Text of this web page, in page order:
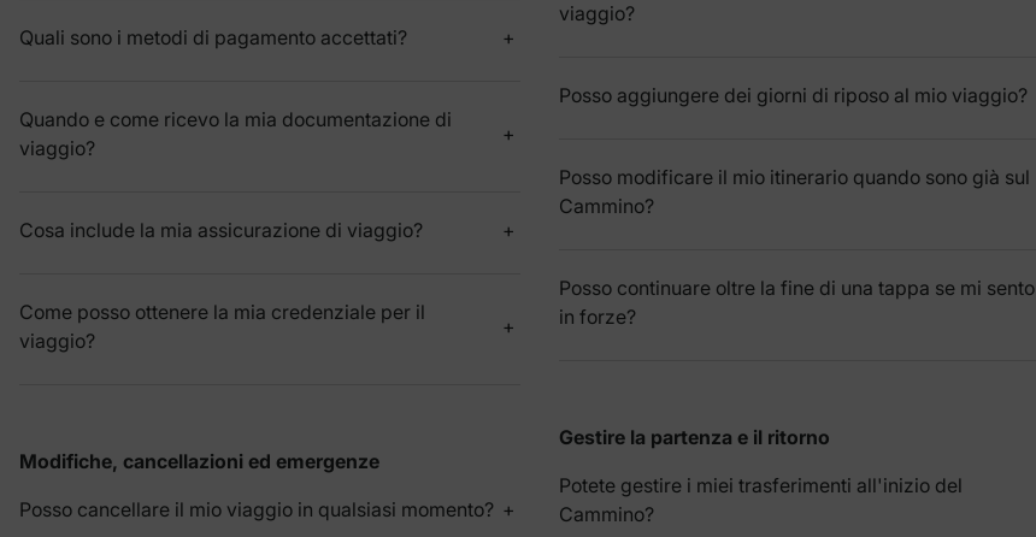
Quali sono i metodi di pagamento accettati?
Quando e come ricevo la mia documentazione di
viaggio?
Cosa include la mia assicurazione di viaggio?
Come posso ottenere la mia credenziale per il
viaggio?
Modifiche, cancellazioni ed emergenze
Posso cancellare il mio viaggio in qualsiasi momento?
viaggio?
Posso aggiungere dei giorni di riposo al mio viaggio?
Posso modificare il mio itinerario quando sono già sul
Cammino?
Posso continuare oltre la fine di una tappa se mi sento
in forze?
Gestire la partenza e il ritorno
Potete gestire i miei trasferimenti all'inizio del
Cammino?